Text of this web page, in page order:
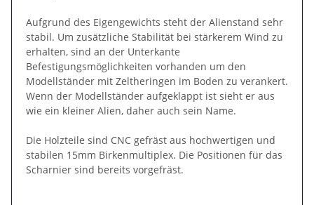
Aufgrund des Eigengewichts steht der Alienstand sehr
stabil. Um zusätzliche Stabilität bei stärkerem Wind zu
erhalten, sind an der Unterkante
Befestigungsmöglichkeiten vorhanden um den
Modellständer mit Zeltheringen im Boden zu verankert.
Wenn der Modellständer aufgeklappt ist sieht er aus
wie ein kleiner Alien, daher auch sein Name.
Die Holzteile sind CNC gefräst aus hochwertigen und
stabilen 15mm Birkenmultiplex. Die Positionen für das
Scharnier sind bereits vorgefräst.